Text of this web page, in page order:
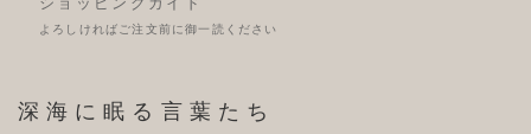
よろしければご注文前に御一読ください
深海に眠る言葉たち